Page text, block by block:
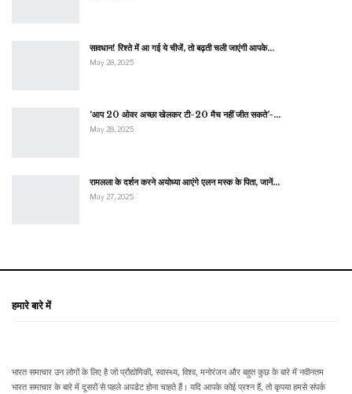
सावधान! रिश्ते में आ गई ये चीजें, तो बढ़ती चली जाएंगी आपके…
May 28, 2025
‘आप 20 ओवर अच्छा खेलकर टी-20 मैच नहीं जीत सकते’-…
May 28, 2025
रामलला के दर्शन करने अयोध्या आएंगे एलन मस्क के पिता, जानें…
May 27, 2025
हमारे बारे में
भारत समाचार उन लोगों के लिए है जो प्रौद्योगिकी, स्वास्थ्य, विश्व, मनोरंजन और बहुत कुछ के बारे में नवीनतम
भारत समाचार के बारे में दूसरों से पहले अपडेट होना चाहते हैं। यदि आपके कोई प्रश्न हैं, तो कृपया हमसे संपर्क